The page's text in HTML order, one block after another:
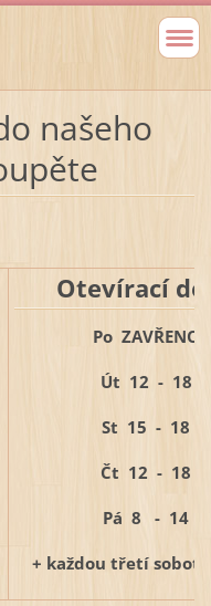
našeho
Otevírací
Po ZAVŘENO
Út 12 - 18
St 15 - 18
Čt 12 - 18
Pá 8 - 14
+ každou třetí